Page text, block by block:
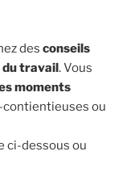
des conseils
du travail. Vous
moments
ou
ci-dessous ou